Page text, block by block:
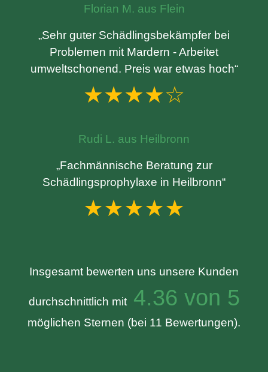
Florian M. aus Flein
„Sehr guter Schädlingsbekämpfer bei
Problemen mit Mardern - Arbeitet
umweltschonend. Preis war etwas hoch“
★★★★☆
Rudi L. aus Heilbronn
„Fachmännische Beratung zur
Schädlingsprophylaxe in Heilbronn“
★★★★★
Insgesamt bewerten uns unsere Kunden
durchschnittlich mit4.36 von 5
möglichen Sternen (bei 11 Bewertungen).